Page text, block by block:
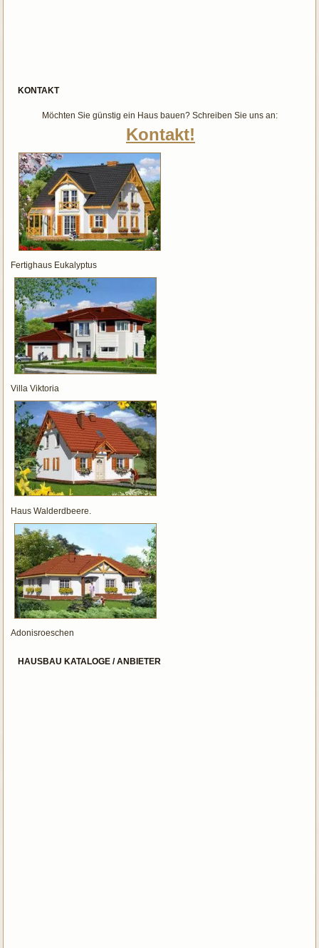
KONTAKT
Möchten Sie günstig ein Haus bauen? Schreiben Sie uns an:
Kontakt!
Fertighaus Eukalyptus
Villa Viktoria
Haus Walderdbeere.
Adonisroeschen
HAUSBAU KATALOGE / ANBIETER